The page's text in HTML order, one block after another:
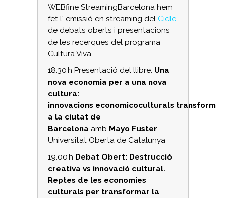
WEBfine StreamingBarcelona hem
fet l' emissió en streaming del Cicle
de debats oberts i presentacions
de les recerques del programa
Cultura Viva.
18.30 h Presentació del llibre: Una
nova economia per a una nova
cultura:
innovacions economicoculturals
a la ciutat de
Barcelona amb Mayo Fuster -
Universitat Oberta de Catalunya
19.00 h Debat Obert: Destrucció
creativa vs innovació cultural.
Reptes de les economies
culturals per transformar la